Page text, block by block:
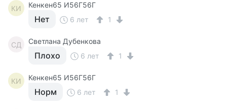
КИ Кенкен65 И56Г56Г
Нет 6 лет 1
СД Светлана Дубенкова
Плохо 6 лет 1
КИ Кенкен65 И56Г56Г
Норм 6 лет 1